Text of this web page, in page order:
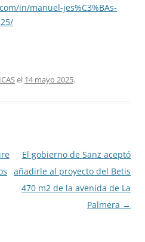
in/manuel-jes%C3%BAs-
ICASel 14 mayo 2025.
El gobierno de Sanz aceptó
añadirle al proyecto del Betis
470 m2 de la avenida de La
Palmera →